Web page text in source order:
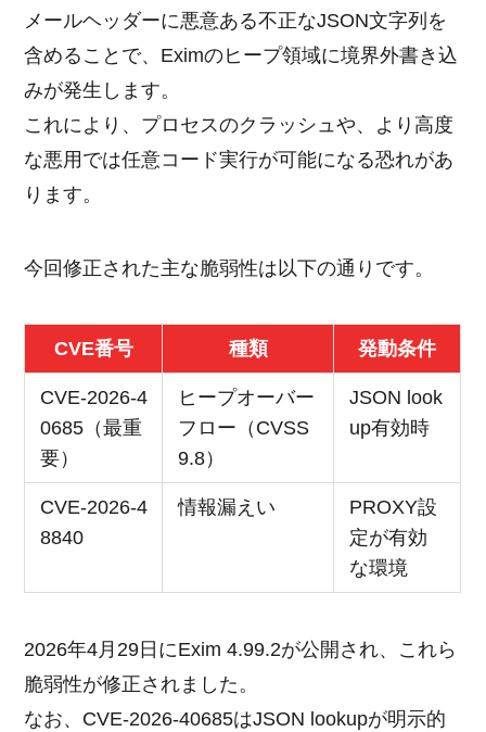
メールヘッダーに悪意ある不正なJSON文字列を
含めることで、Eximのヒープ領域に境界外書き込
みが発生します。
これにより、プロセスのクラッシュや、より高度
な悪用では任意コード実行が可能になる恐れがあ
ります。
今回修正された主な脆弱性は以下の通りです。
CVE番号 種類 発動条件
CVE-2026-4
0685（最重
要）
ヒープオーバー
フロー（CVSS
9.8）
JSON look
up有効時
CVE-2026-4
8840
情報漏えい
PROXY設
定が有効
な環境
2026年4月29日にExim 4.99.2が公開され、これら
脆弱性が修正されました。
なお、CVE-2026-40685はJSON lookupが明示的